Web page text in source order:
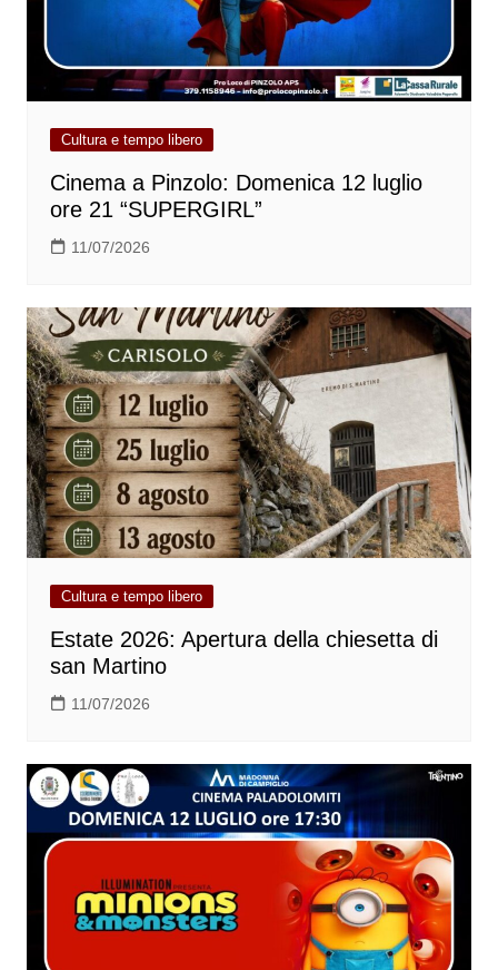
Cultura e tempo libero
Cinema a Pinzolo: Domenica 12 luglio
ore 21 “SUPERGIRL”
11/07/2026
Cultura e tempo libero
Estate 2026: Apertura della chiesetta di
san Martino
11/07/2026